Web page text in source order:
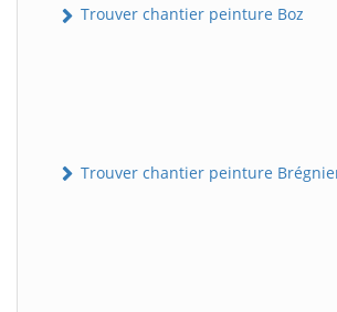
Trouver chantier peinture Boz
Trouver chantier peinture